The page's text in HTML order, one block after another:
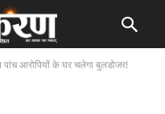
पांच आरोपियों के घर चलेगा बुलडोजर!